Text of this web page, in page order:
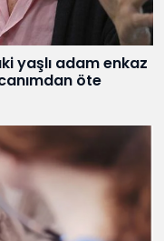
yaşlı adam enkaz
öte